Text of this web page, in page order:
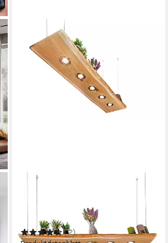
Rinde 80cm - 120cm Smart
Home Hängeleuchte
(2)